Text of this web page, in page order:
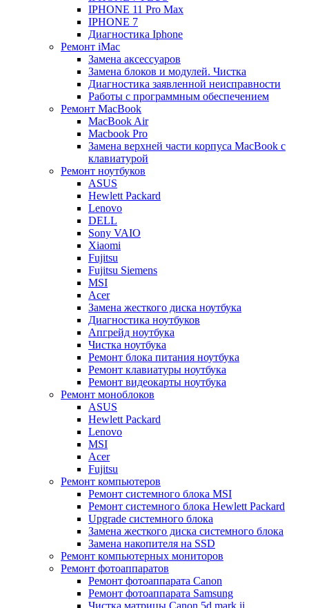
IPHONE 11 Pro Max
IPHONE 7
Диагностика Iphone
Ремонт iMac
Замена аксессуаров
Замена блоков и модулей. Чистка
Диагностика заявленной неисправности
Работы с программным обеспечением
Ремонт MacBook
MacBook Air
Macbook Pro
Замена верхней части корпуса MacBook с
клавиатурой
Ремонт ноутбуков
ASUS
Hewlett Packard
Lenovo
DELL
Sony VAIO
Xiaomi
Fujitsu
Fujitsu Siemens
MSI
Acer
Замена жесткого диска ноутбука
Диагностика ноутбуков
Апгрейд ноутбука
Чистка ноутбука
Ремонт блока питания ноутбука
Ремонт клавиатуры ноутбука
Ремонт видеокарты ноутбука
Ремонт моноблоков
ASUS
Hewlett Packard
Lenovo
MSI
Acer
Fujitsu
Ремонт компьютеров
Ремонт системного блока MSI
Ремонт системного блока Hewlett Packard
Upgrade системного блока
Замена жесткого диска системного блока
Замена накопителя на SSD
Ремонт компьютерных мониторов
Ремонт фотоаппаратов
Ремонт фотоаппарата Canon
Ремонт фотоаппарата Samsung
Чистка матрицы Canon 5d mark ii